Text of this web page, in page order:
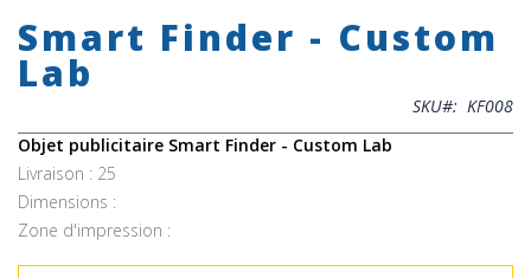
the
beginning
gallery
Smart Finder - Custom
Lab
SKU
KF008
Objet publicitaire Smart Finder - Custom Lab
Livraison : 25
Dimensions :
Zone d'impression :